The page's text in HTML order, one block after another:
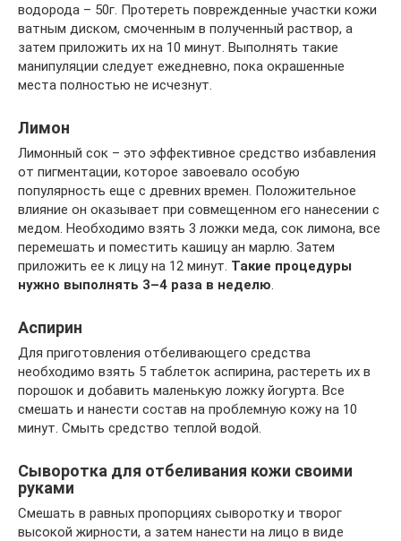
водорода – 50г. Протереть поврежденные участки кожи
ватным диском, смоченным в полученный раствор, а
затем приложить их на 10 минут. Выполнять такие
манипуляции следует ежедневно, пока окрашенные
места полностью не исчезнут.
Лимон
Лимонный сок – это эффективное средство избавления
от пигментации, которое завоевало особую
популярность еще с древних времен. Положительное
влияние он оказывает при совмещенном его нанесении с
медом. Необходимо взять 3 ложки меда, сок лимона, все
перемешать и поместить кашицу ан марлю. Затем
приложить ее к лицу на 12 минут. Такие процедуры
нужно выполнять 3–4 раза в неделю.
Аспирин
Для приготовления отбеливающего средства
необходимо взять 5 таблеток аспирина, растереть их в
порошок и добавить маленькую ложку йогурта. Все
смешать и нанести состав на проблемную кожу на 10
минут. Смыть средство теплой водой.
Сыворотка для отбеливания кожи своими
руками
Смешать в равных пропорциях сыворотку и творог
высокой жирности, а затем нанести на лицо в виде